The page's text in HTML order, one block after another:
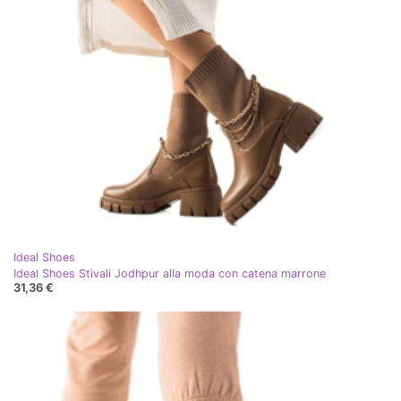
Ideal Shoes
Ideal Shoes Stivali Jodhpur alla moda con catena marrone
31,36 €